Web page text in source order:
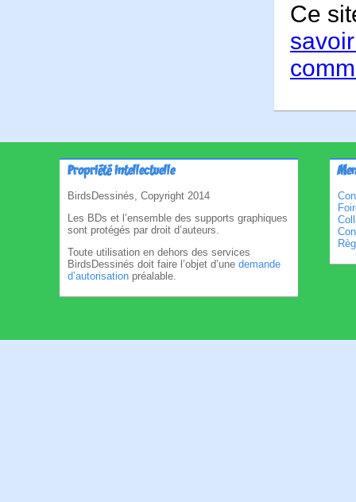
Ce
Propriété intellectuelle
BirdsDessinés, Copyright 2014
Les BDs et l’ensemble des supports graphiques
sont protégés par droit d’auteurs.
Toute utilisation en dehors des services
BirdsDessinés doit faire l’objet d’une demande
d’autorisation préalable.